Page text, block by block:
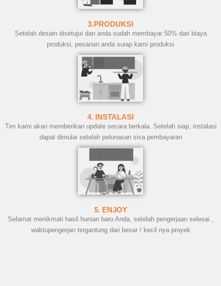
3.PRODUKSI
Setelah desain disetujui dan anda sudah membayar 50% dari biaya
produksi, pesanan anda suiap kami produksi
4. INSTALASI
Tim kami akan memberikan update secara berkala. Setelah siap, instalasi
dapat dimulai setelah pelunasan sisa pembayaran
5. ENJOY
Selamat menikmati hasil hunian baru Anda, setelah pengerjaan selesai ,
waktupengerjan tergantung dari besar / kecil nya proyek